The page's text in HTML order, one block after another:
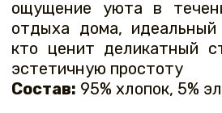
ощущение уюта в
отдыха дома,
кто ценит деликатный
эстетичную простоту
Состав: 95% хлопок, 5%